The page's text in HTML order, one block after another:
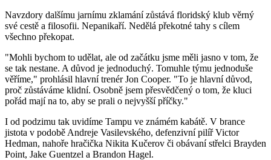
Navzdory dalšímu jarnímu zklamání zůstává floridský klub věrný
své cestě a filosofii. Nepanikaří. Nedělá překotné tahy s cílem
všechno překopat.
"Mohli bychom to udělat, ale od začátku jsme měli jasno v tom, že
se tak nestane. A důvod je jednoduchý. Tomuhle týmu jednoduše
věříme," prohlásil hlavní trenér Jon Cooper. "To je hlavní důvod,
proč zůstáváme klidní. Osobně jsem přesvědčený o tom, že kluci
pořád mají na to, aby se prali o nejvyšší příčky."
I od podzimu tak uvidíme Tampu ve známém kabátě. V brance
jistota v podobě Andreje Vasilevského, defenzivní pilíř Victor
Hedman, nahoře hračička Nikita Kučerov či obávaní střelci Brayden
Point, Jake Guentzel a Brandon Hagel.